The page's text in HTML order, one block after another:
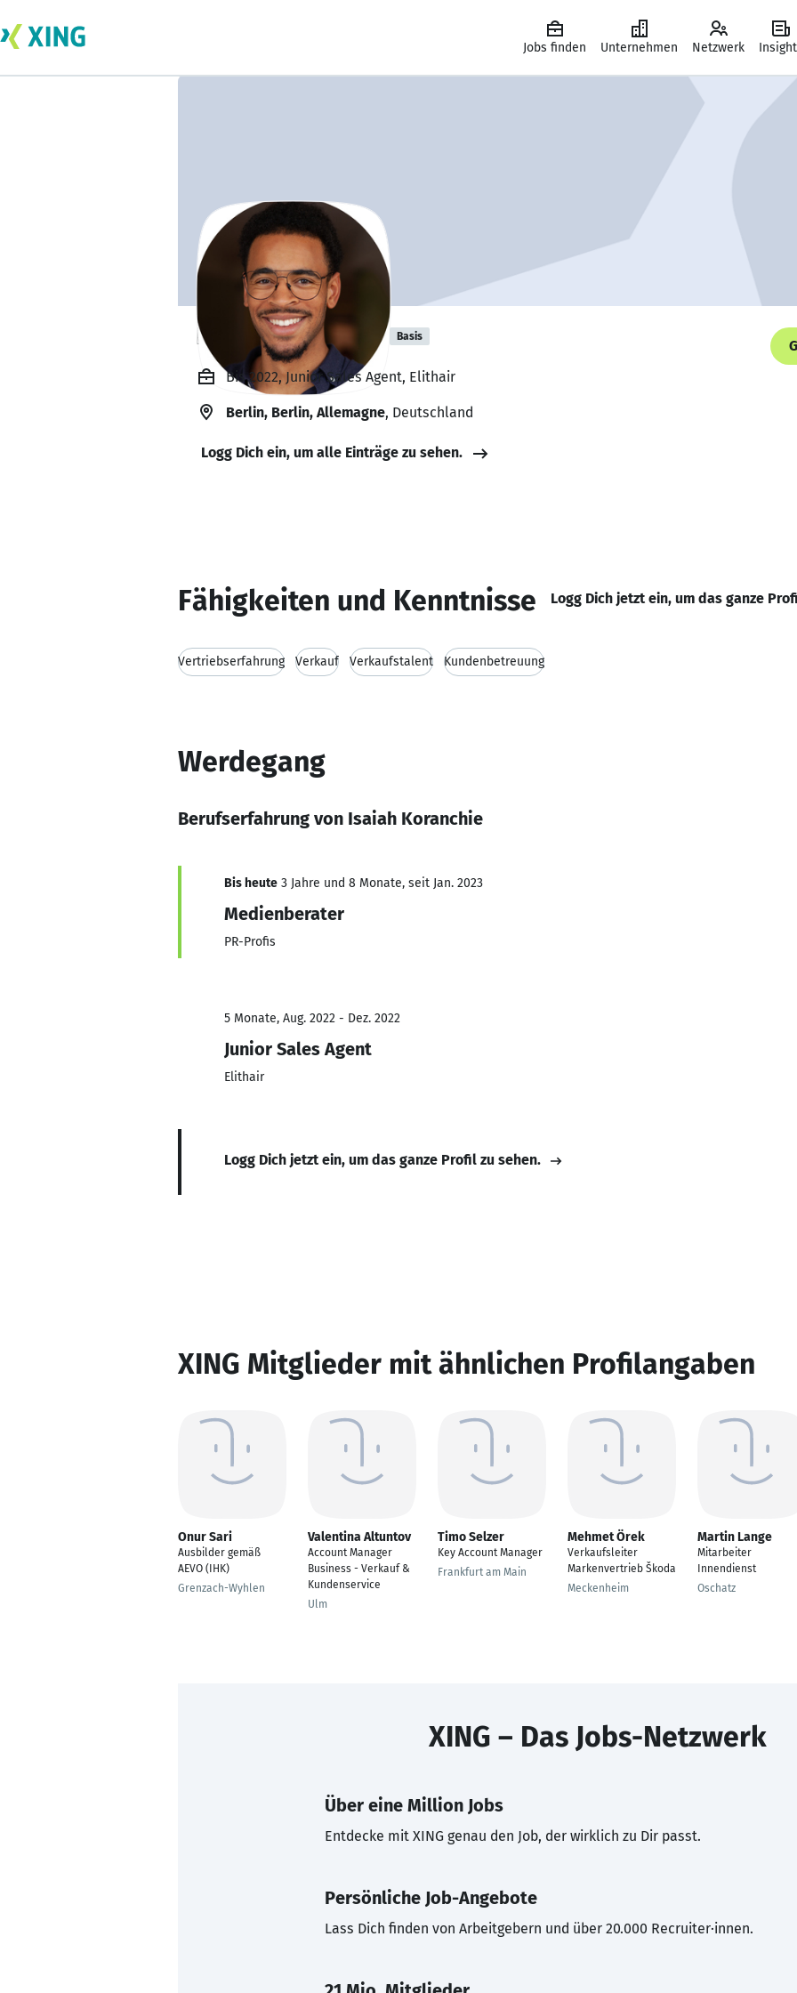
Jobs finden Unternehmen Netzwerk
Isaiah Koranchie Basis
Bis 2022, Junior Sales Agent, Elithair
Berlin, Berlin, Allemagne, Deutschland
Logg Dich ein, um alle Einträge zu sehen.
Fähigkeiten und Kenntnisse Logg Dich jetzt ein, um das ganze
Vertriebserfahrung Verkauf Verkaufstalent Kundenbetreuung
Werdegang
Berufserfahrung von Isaiah Koranchie
Bis heute 3 Jahre und 8 Monate, seit Jan. 2023
Medienberater
PR-Profis
5 Monate, Aug. 2022 - Dez. 2022
Junior Sales Agent
Elithair
Logg Dich jetzt ein, um das ganze Profil zu sehen.
XING Mitglieder mit ähnlichen Profilangaben
Onur Sari
Ausbilder gemäß
AEVO (IHK)
Grenzach-Wyhlen
Valentina Altuntov
Account Manager
Business - Verkauf &
Kundenservice
Ulm
Timo Selzer
Key Account Manager
Frankfurt am Main
Mehmet Örek
Verkaufsleiter
Markenvertrieb Škoda
Meckenheim
Martin Lange
Mitarbeiter
Innendienst
Oschatz
XING – Das Jobs-Netzwerk
Über eine Million Jobs
Entdecke mit XING genau den Job, der wirklich zu Dir passt.
Persönliche Job-Angebote
Lass Dich finden von Arbeitgebern und über 20.000 Recruiter·innen.